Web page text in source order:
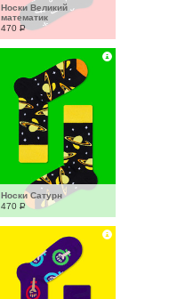
Носки Великий
математик
470 Р
Носки Сатурн
470 Р